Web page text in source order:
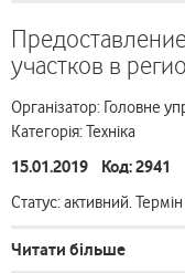
участков в
Організатор: Головне
Категорія: Техніка
15.01.2019 Код: 2941
Статус: активний.
Читати більше